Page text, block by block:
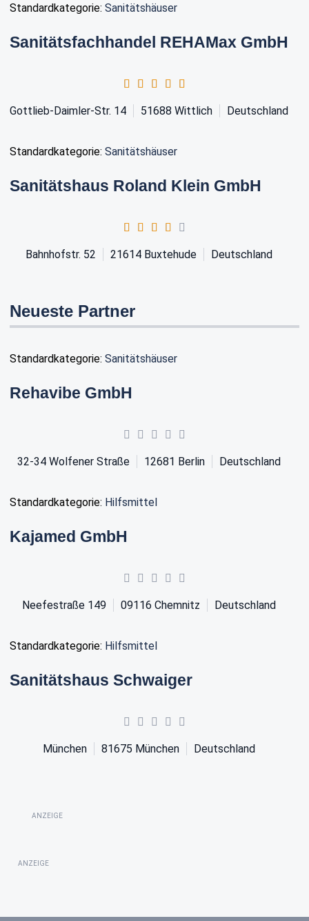
Standardkategorie: Sanitätshäuser
Sanitätsfachhandel REHAMax GmbH
Gottlieb-Daimler-Str. 14 51688 Wittlich Deutschland
Standardkategorie: Sanitätshäuser
Sanitätshaus Roland Klein GmbH
Bahnhofstr. 52 21614 Buxtehude Deutschland
Neueste Partner
Standardkategorie: Sanitätshäuser
Rehavibe GmbH
32-34 Wolfener Straße 12681 Berlin Deutschland
Standardkategorie: Hilfsmittel
Kajamed GmbH
Neefestraße 149 09116 Chemnitz Deutschland
Standardkategorie: Hilfsmittel
Sanitätshaus Schwaiger
München 81675 München Deutschland
ANZEIGE
ANZEIGE